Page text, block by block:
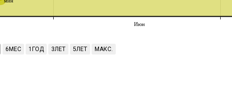
Июн
6МЕС 1ГОД 3ЛЕТ 5ЛЕТ МАКС.